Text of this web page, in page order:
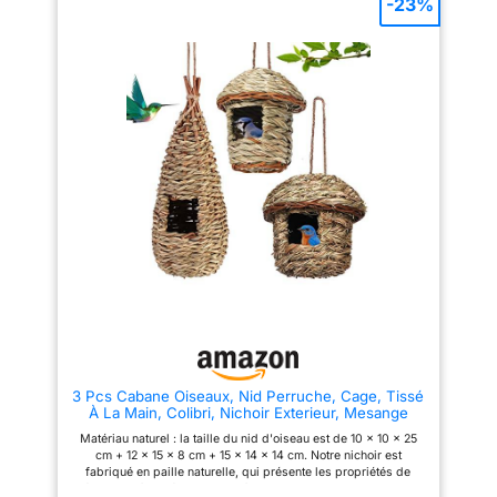
【Design Ergonomique pour les
Oiseaux – Nichoir Confortable】
Le nichoirs à oiseaux sauvages
dispose d’un intérieur spacieux
adapté aux petits et moyens
oiseaux comme les moineaux,
mésanges ou pinsons. Avec un
trou d’entrée de 4 cm et une
perchoir pratique, ce nichoir
oiseaux permet aux oiseaux
d’entrer et sortir facilement.
【Pratique à Suspendre ou à
Poser】Le nichoir oiseaux
possède une boucle solide pour
le suspendre à des branches,
【Résistant aux Intempéries et
l’Année】Fabriqué en bois de
pin résistant aux intempéries,
robuste et durable. Pluie, vent
ou soleil n’affectent pas ce
cabane oiseaux en bois, offrant
un accès sécurisé tout en
empêchant les espèces plus
grandes d’entrer. Le crochet
métallique intégré permet
nichoir à un arbre, un mur ou un
poteau. Cette fixation solide
assure une installation stable et
un positionnement optimal dans
le jardin. Grâce à sa conception
résistante aux intempéries, le
nichoir protège efficacement
l’intérieur contre la pluie et le
froid. Les oiseaux y trouvent un
environnement sec et
confortable, même en saison
hivernale. Son aspect naturel en
apportant une touche décorative
3 Pcs Cabane Oiseaux, Nid Perruche, Cage, Tissé
À La Main, Colibri, Nichoir Exterieur, Mesange
Matériau naturel : la taille du nid d'oiseau est de 10 x 10 x 25
cm + 12 x 15 x 8 cm + 15 x 14 x 14 cm. Notre nichoir est
fabriqué en paille naturelle, qui présente les propriétés de
-23%